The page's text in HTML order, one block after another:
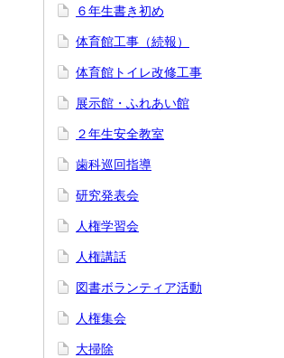
６年生書き初め
体育館工事（続報）
体育館トイレ改修工事
展示館・ふれあい館
２年生安全教室
歯科巡回指導
研究発表会
人権学習会
人権講話
図書ボランティア活動
人権集会
大掃除